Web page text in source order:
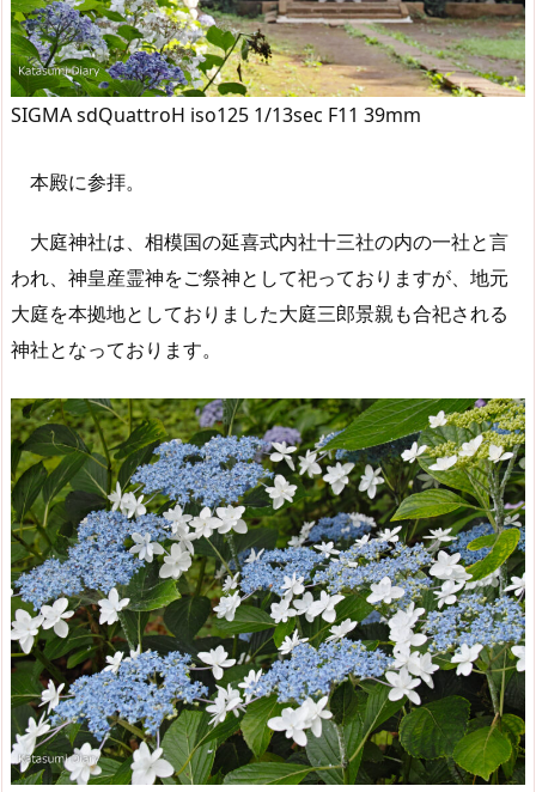
SIGMA sdQuattroH iso125 1/13sec F11 39mm
本殿に参拝。
大庭神社は、相模国の延喜式内社十三社の内の一社と言
われ、神皇産霊神をご祭神として祀っておりますが、地元
大庭を本拠地としておりました大庭三郎景親も合祀される
神社となっております。